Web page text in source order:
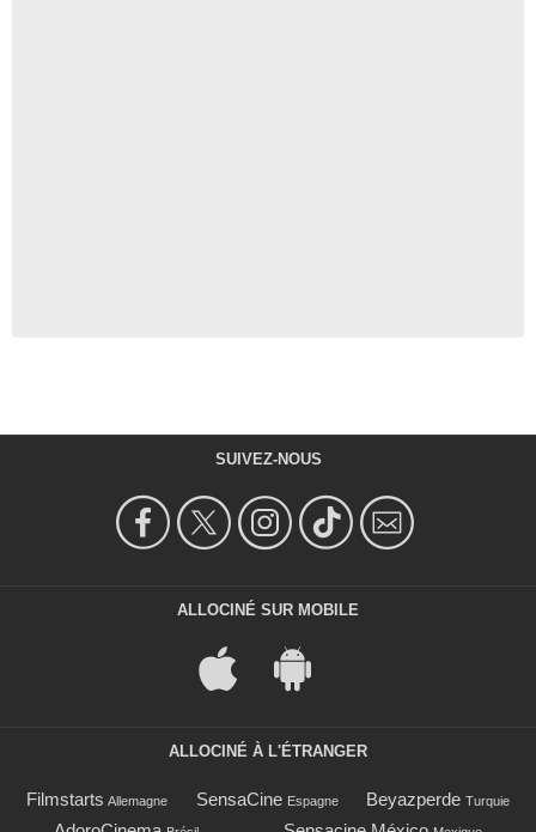
SUIVEZ-NOUS
ALLOCINÉ SUR MOBILE
ALLOCINÉ À L'ÉTRANGER
Filmstarts Allemagne SensaCine Espagne Beyazperde Turquie